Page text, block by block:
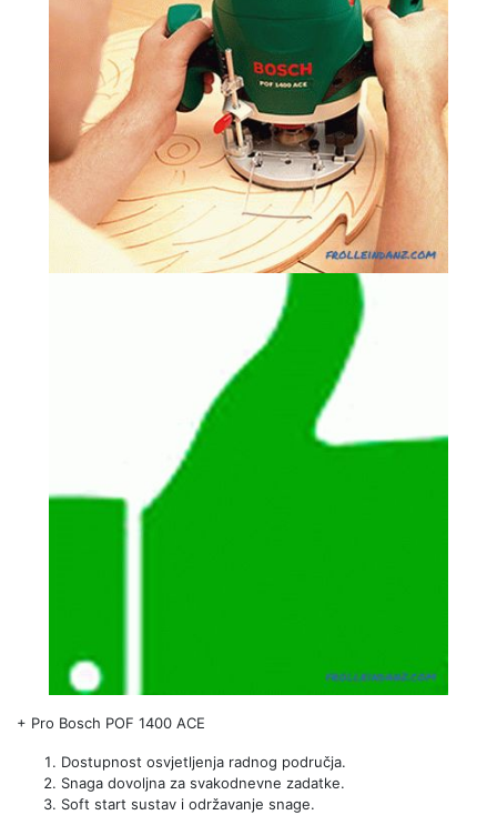
+ Pro Bosch POF 1400 ACE
Dostupnost osvjetljenja radnog područja.
Snaga dovoljna za svakodnevne zadatke.
Soft start sustav i održavanje snage.